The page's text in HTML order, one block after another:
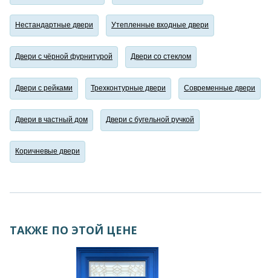
Нестандартные двери Утепленные входные двери
Двери с чёрной фурнитурой Двери со стеклом
Двери с рейками Трехконтурные двери Современные двери
Двери в частный дом Двери с бугельной ручкой
Коричневые двери
ТАКЖЕ ПО ЭТОЙ ЦЕНЕ